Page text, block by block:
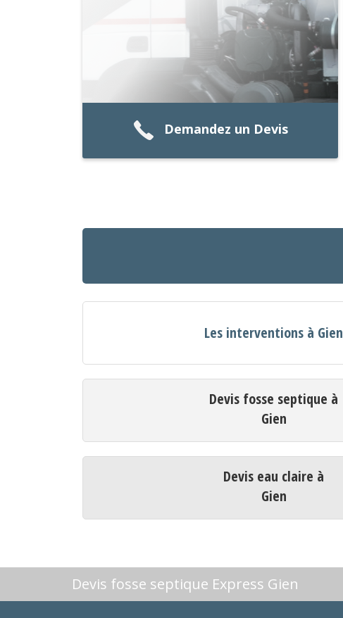
Demandez un Devis
Les interventions à Gien
Devis fosse septique à
Gien
Devis eau claire à
Gien
Devis fosse septique Express Gien